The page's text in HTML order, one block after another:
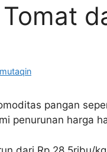
pangan
penurunan harga